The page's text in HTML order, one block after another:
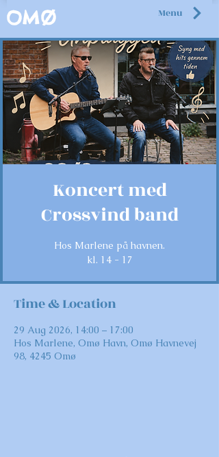
Menu
OMØ
Koncert med
Crossvind band
Hos Marlene på havnen.
kl. 14 - 17
Time & Location
29 Aug 2026, 14:00 – 17:00
Hos Marlene, Omø Havn, Omø Havnevej
98, 4245 Omø